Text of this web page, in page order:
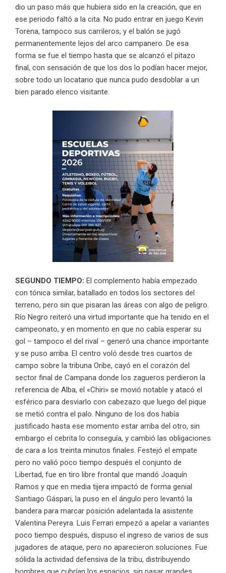
dio un paso más que hubiera sido en la creación, que en
ese periodo faltó a la cita. No pudo entrar en juego Kevin
Torena, tampoco sus carrileros, y el balón se jugó
permanentemente lejos del arco campanero. De esa
forma se fue el tiempo hasta que se alcanzó el pitazo
final, con sensación de que los dos lo podían hacer mejor,
sobre todo un locatario que nunca pudo desdoblar a un
bien parado elenco visitante.
SEGUNDO TIEMPO: El complemento había empezado
con tónica similar, batallado en todos los sectores del
terreno, pero sin que pisaran las áreas con algo de peligro.
Río Negro reiteró una virtud importante que ha tenido en el
campeonato, y en momento en que no cabía esperar su
gol – tampoco el del rival – generó una chance importante
y se puso arriba. El centro voló desde tres cuartos de
campo sobre la tribuna Oribe, cayó en el corazón del
sector final de Campana donde los zagueros perdieron la
referencia de Alba, el «Chiri» se movió notable y atacó el
esférico para desviarlo con cabezazo que luego del pique
se metió contra el palo. Ninguno de los dos había
justificado hasta ese momento estar arriba del otro, sin
embargo el cebrita lo conseguía, y cambió las obligaciones
de cara a los treinta minutos finales. Festejó el empate
pero no valió poco tiempo después el conjunto de
Libertad, fue en tiro libre frontal que mandó Joaquín
Ramos y que en media tijera impactó de forma genial
Santiago Gáspari, la puso en el ángulo pero levantó la
bandera para marcar posición adelantada la asistente
Valentina Pereyra. Luis Ferrari empezó a apelar a variantes
poco tiempo después, dispuso el ingreso de varios de sus
jugadores de ataque, pero no aparecieron soluciones. Fue
sólida la actividad defensiva de la tribu, distribuyendo